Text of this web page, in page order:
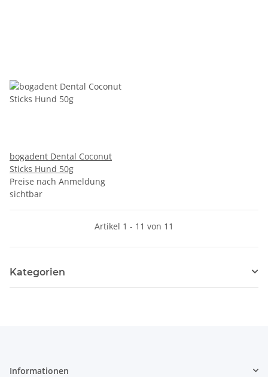
bogadent Dental Coconut
Sticks Hund 50g
Preise nach Anmeldung
sichtbar
Artikel 1 - 11 von 11
Kategorien
Informationen